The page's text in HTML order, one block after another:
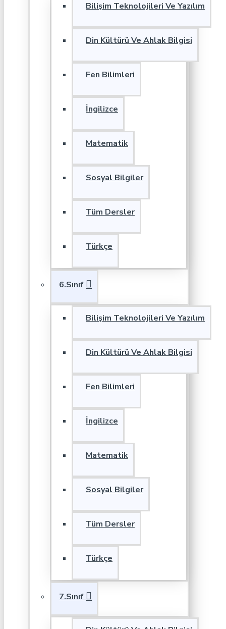
Bilişim Teknolojileri Ve Yazılım
Din Kültürü Ve Ahlak Bilgisi
Fen Bilimleri
İngilizce
Matematik
Sosyal Bilgiler
Tüm Dersler
Türkçe
6.Sınıf
Bilişim Teknolojileri Ve Yazılım
Din Kültürü Ve Ahlak Bilgisi
Fen Bilimleri
İngilizce
Matematik
Sosyal Bilgiler
Tüm Dersler
Türkçe
7.Sınıf